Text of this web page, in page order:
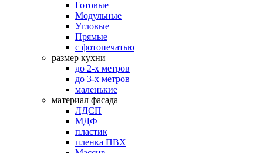
Готовые
Модульные
Угловые
Прямые
с фотопечатью
размер кухни
до 2-х метров
до 3-х метров
маленькие
материал фасада
ЛДСП
МДФ
пластик
пленка ПВХ